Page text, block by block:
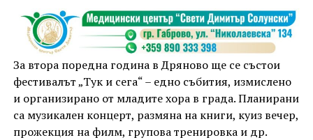
За втора поредна година в Дряново ще се състои
фестивалът „Тук и сега“ – едно събития, измислено
и организирано от младите хора в града. Планирани
са музикален концерт, размяна на книги, куиз вечер,
прожекция на филм, групова тренировка и др.